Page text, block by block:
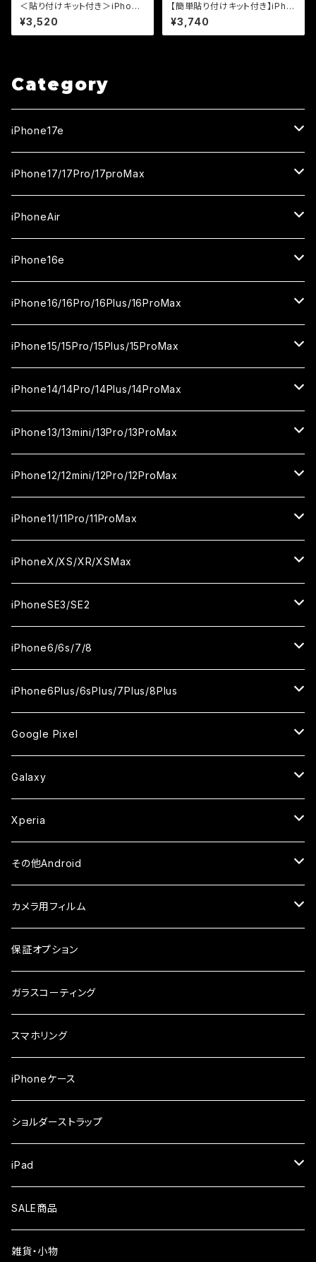
＜貼り付けキット付き＞iPhone
17e/16e/14/13pro/13【のぞき
見防止＆ブルーライトカット】3カ
月保証付き『ガラスフィルム鎧』
¥3,520
【簡単貼り付けキット付き】iPho
ne17用 超反射防止（AR+A
G） 超マット（反射防止+マット
加工） 保証付きガラスフィルム
¥3,740
Category
iPhone17e
ガラスフィルム
セラミックフィルム
カメラ用フィルム
iPhone17/17Pro/17proMax
iPhone17
ガラスフィルム
セラミックフィルム
iPhone17Pro
ガラスフィルム
セラミックフィルム
iPhone17proMax
ガラスフィルム
セラミックフィルム
iPhoneAir
ガラスフィルム
セラミックフィルム
カメラ用フィルム
iPhone16e
ガラスフィルム
セラミックフィルム
カメラ用フィルム
iPhone16/16Pro/16Plus/16ProMax
iPhone16
ガラスフィルム
セラミックフィルム
iPhone16Pro
ガラスフィルム
セラミックフィルム
iPhone16Plus
ガラスフィルム
セラミックフィルム
iPhone16ProMax
ガラスフィルム
セラミックフィルム
iPhone15/15Pro/15Plus/15ProMax
iPhone15
ガラスフィルム
セラミックフィルム
iPhone15Pro
ガラスフィルム
セラミックフィルム
iPhone15Plus
ガラスフィルム
セラミックフィルム
iPhone15ProMax
ガラスフィルム
セラミックフィルム
iPhone14/14Pro/14Plus/14ProMax
iPhone14
ガラスフィルム
セラミックフィルム
iPhone14Pro
ガラスフィルム
セラミックフィルム
iPhone14Plus
ガラスフィルム
セラミックフィルム
iPhone14ProMax
ガラスフィルム
セラミックフィルム
iPhone13/13mini/13Pro/13ProMax
iPhone13/13Pro
ガラスフィルム
セラミックフィルム
iPhone13mini
ガラスフィルム
セラミックフィルム
iPhone13ProMax
ガラスフィルム
セラミックフィルム
iPhone12/12mini/12Pro/12ProMax
iPhone12/12Pro
ガラスフィルム
セラミックフィルム
iPhone12mini
ガラスフィルム
セラミックフィルム
iPhone12ProMax
ガラスフィルム
セラミックフィルム
iPhone11/11Pro/11ProMax
iPhone11
ガラスフィルム
セラミックフィルム
iPhone11Pro
ガラスフィルム
セラミックフィルム
iPhone11Pro Max
ガラスフィルム
セラミックフィルム
iPhoneX/XS/XR/XSMax
iPhoneX
ガラスフィルム
セラミックフィルム
iPhoneXS
ガラスフィルム
セラミックフィルム
iPhoneXR
ガラスフィルム
セラミックフィルム
iPhoneXSMax
ガラスフィルム
セラミックフィルム
iPhoneSE3/SE2
iPhoneSE3
ガラスフィルム
ケース
iPhoneSE2
ガラスフィルム
ケース
iPhone6/6s/7/8
iPhone8
ガラスフィルム
セラミックフィルム
iPhone7
ガラスフィルム
セラミックフィルム
iPhone6s
ガラスフィルム
ケース・カバー
iPhone6
ガラスフィルム
ケース・カバー
iPhone6Plus/6sPlus/7Plus/8Plus
iPhone6Plus
ガラスフィルム
ケース
iPhone6sPlus
ガラスフィルム
ケース
iPhone7Plus
ガラスフィルム
ケース
iPhone8Plus
ガラスフィルム
ケース
Google Pixel
ガラスフィルム
セラミックフィルム
ケース
Galaxy
ガラスフィルム
セラミックフィルム
ケース
Xperia
ガラスフィルム
その他Android
AQUOS
ガラスフィルム
arrows
ガラスフィルム
シンプルスマホ
ガラスフィルム
らくらくスマホ
ガラスフィルム
OPPO
ガラスフィルム
Xiaomi
ガラスフィルム
カメラ用フィルム
iPhone
iPhone17e
iPhone17ProMax
iPhone16
Android
保証オプション
ガラスコーティング
スマホリング
iPhoneケース
ショルダーストラップ
iPad
液晶フィルム
SALE商品
雑貨・小物